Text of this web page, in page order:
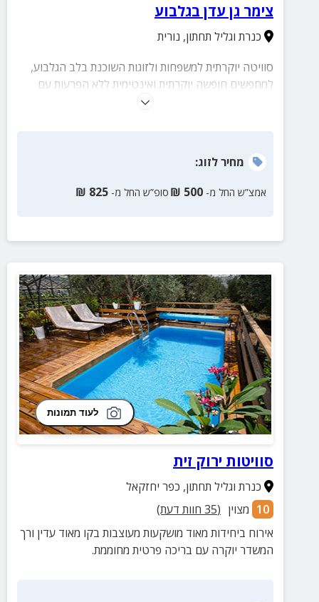
צימר גן עדן בגלבוע
כנרת וגליל תחתון, נורית
סוויטה יוקרתית למשפחות ולזוגות השוכנת בלב הגלבוע,
למחפשים חופשה יוקרתית ואינטימית ללא הפרעות עם
בריכה, ג'קוזי ספא ומיקום מעולה הקרוב למגוון אטרקציות.
מחירלזוג:
אמצ”ש החל מ- 500
₪ סופ”ש החל מ- 825
₪
לעוד תמונות
סוויטות ירוק זית
כנרת וגליל תחתון, כפר יחזקאל
10 מצוין (
35 חוות דעת)
אירוח ביחידות מאוד מושקעות מעוצבות בקו מאוד עדין ורך
המשדר יוקרה עם בריכה פרטית מחוממת.